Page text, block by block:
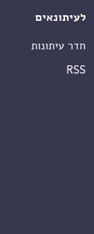
לעיתונאים
חדר עיתונות
RSS